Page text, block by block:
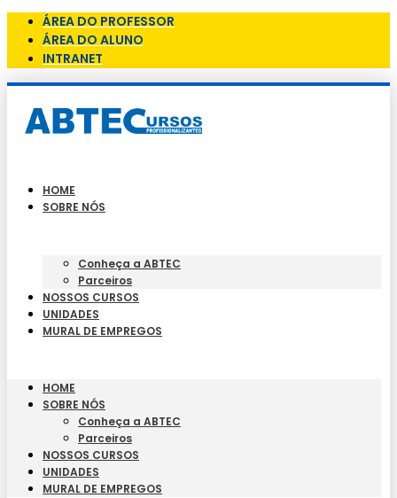
ÁREA DO PROFESSOR
ÁREA DO ALUNO
INTRANET
HOME
SOBRE NÓS
Conheça a ABTEC
Parceiros
NOSSOS CURSOS
UNIDADES
MURAL DE EMPREGOS
HOME
SOBRE NÓS
Conheça a ABTEC
Parceiros
NOSSOS CURSOS
UNIDADES
MURAL DE EMPREGOS